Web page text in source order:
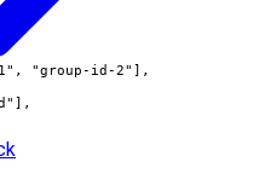
"group-id-2"],